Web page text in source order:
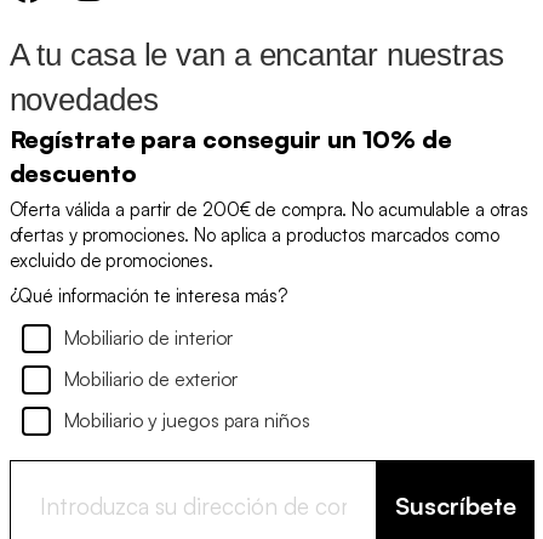
A tu casa le van a encantar nuestras
novedades
Regístrate para conseguir un 10% de
descuento
Oferta válida a partir de 200€ de compra. No acumulable a otras
ofertas y promociones. No aplica a productos marcados como
excluido de promociones.
¿Qué información te interesa más?
Mobiliario de interior
Mobiliario de exterior
Mobiliario y juegos para niños
Suscríbete